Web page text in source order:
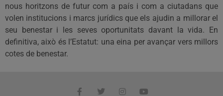
nous horitzons de futur com a país i com a ciutadans que
volen institucions i marcs jurídics que els ajudin a millorar el
seu benestar i les seves oportunitats davant la vida. En
definitiva, això és l’Estatut: una eina per avançar vers millors
cotes de benestar.